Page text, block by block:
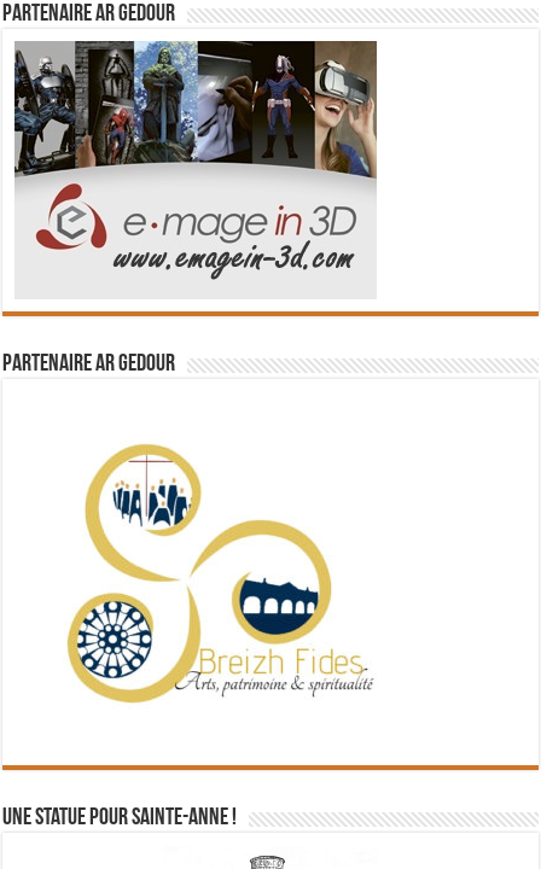
Partenaire Ar Gedour
Partenaire Ar Gedour
Une statue pour Sainte-Anne !